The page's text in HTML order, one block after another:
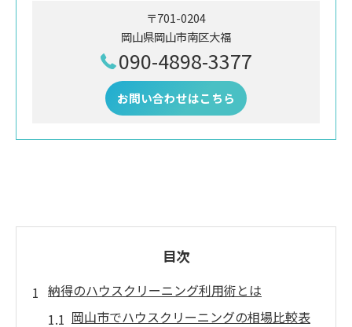
〒701-0204
岡山県岡山市南区大福
090-4898-3377
お問い合わせはこちら
目次
納得のハウスクリーニング利用術とは
岡山市でハウスクリーニングの相場比較表